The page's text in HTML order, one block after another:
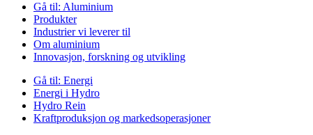
Gå til: Aluminium
Produkter
Industrier vi leverer til
Om aluminium
Innovasjon, forskning og utvikling
Gå til: Energi
Energi i Hydro
Hydro Rein
Kraftproduksjon og markedsoperasjoner